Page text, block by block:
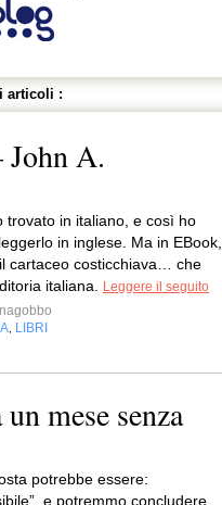
articoli :
John A.
trovato in italiano, e così ho
in inglese. Ma in EBook,
cartaceo costicchiava… che
italiana.
Leggere il seguito
LIBRI
mese senza
potrebbe essere:
e potremmo concludere